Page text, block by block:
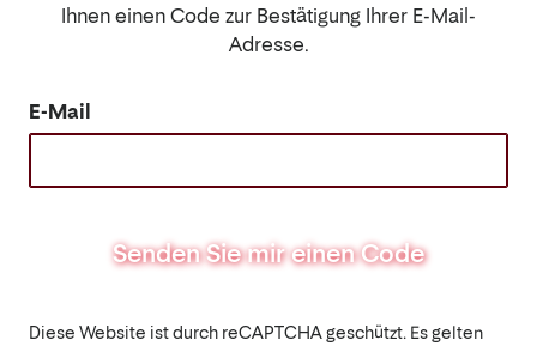
Ihnen einen Code zur Bestätigung Ihrer E-Mail-
Adresse.
E-Mail
Senden Sie mir einen Code
Diese Website ist durch reCAPTCHA geschützt. Es gelten